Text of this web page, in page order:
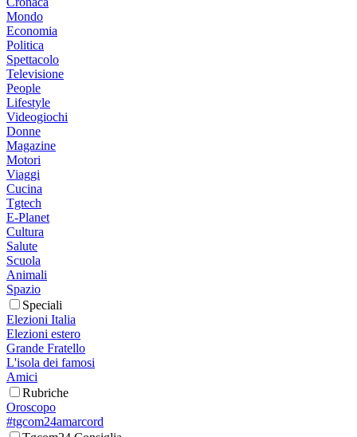
Mondo
Economia
Politica
Spettacolo
Televisione
People
Lifestyle
Videogiochi
Donne
Magazine
Motori
Viaggi
Cucina
Tgtech
E-Planet
Cultura
Salute
Scuola
Animali
Spazio
Speciali
Elezioni Italia
Elezioni estero
Grande Fratello
L'isola dei famosi
Amici
Rubriche
Oroscopo
#tgcom24amarcord